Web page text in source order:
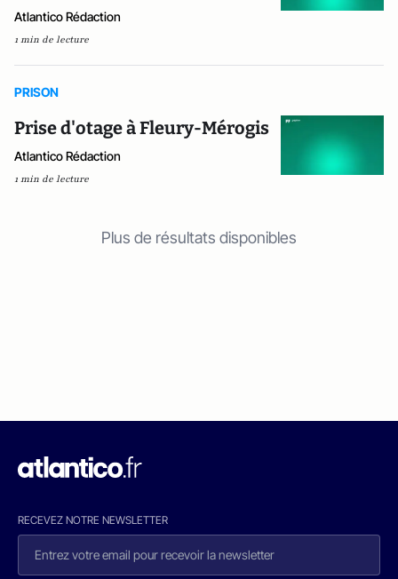
Atlantico Rédaction
1 min de lecture
PRISON
Prise d'otage à Fleury-Mérogis
Atlantico Rédaction
1 min de lecture
Plus de résultats disponibles
RECEVEZ NOTRE NEWSLETTER